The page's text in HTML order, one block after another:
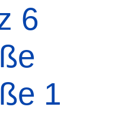
6
1